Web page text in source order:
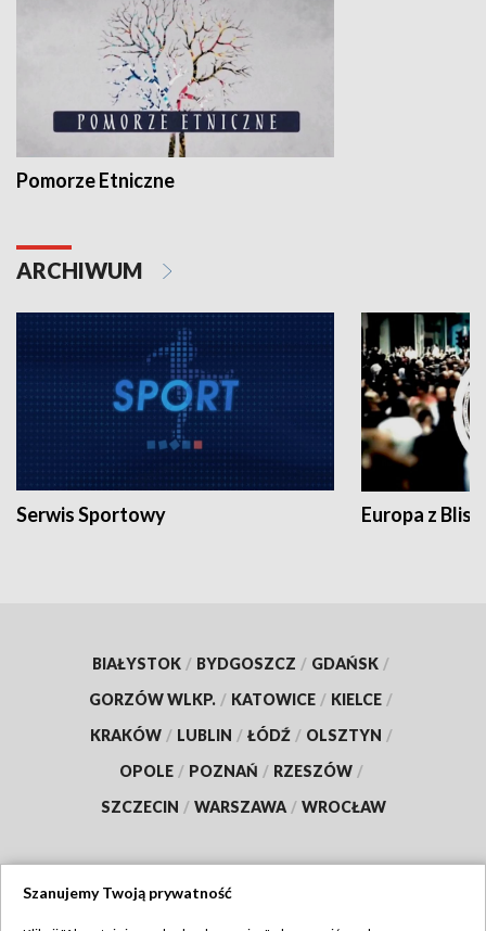
Pomorze Etniczne
ARCHIWUM
Serwis Sportowy Europa z
BIAŁYSTOK / BYDGOSZCZ / GDAŃSK /
GORZÓW WLKP. / KATOWICE / KIELCE /
KRAKÓW / LUBLIN / ŁÓDŹ / OLSZTYN /
OPOLE / POZNAŃ / RZESZÓW /
SZCZECIN / WARSZAWA / WROCŁAW
Szanujemy Twoją prywatność